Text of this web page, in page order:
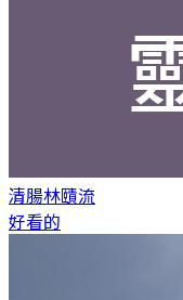
清腸林賾流
好看的